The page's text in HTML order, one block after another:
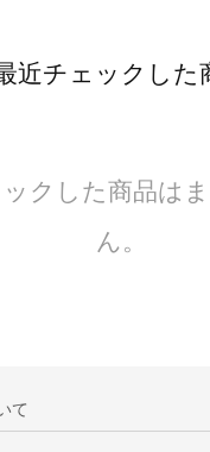
近チェックした
クした商品は
ん。
て